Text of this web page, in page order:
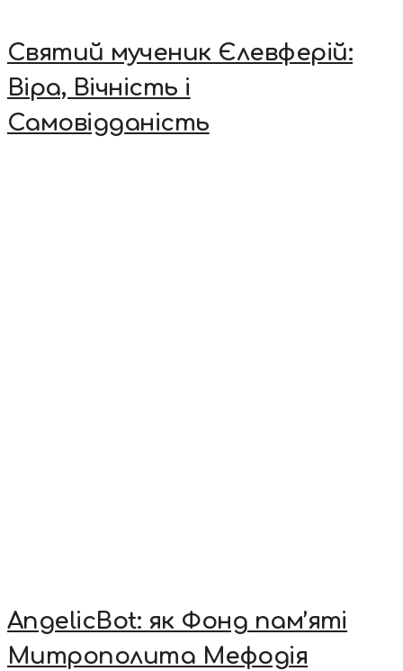
Святий мученик Єлевферій:
Віра, Вічність і
Самовідданість
AngelicBot: як Фонд пам’яті
Митрополита Мефодія